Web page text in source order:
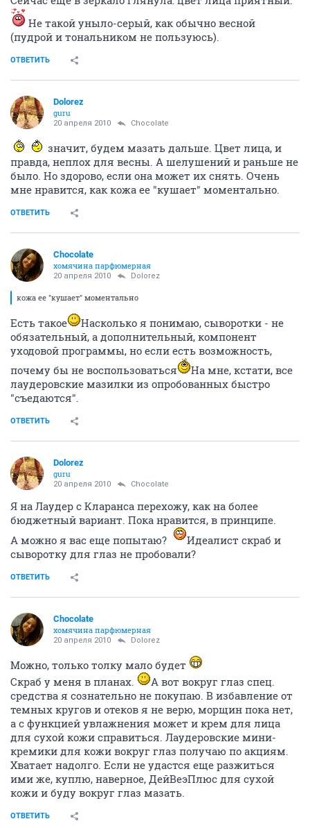
повторюсь, пардон
Как раз когда я купила
сыворотку, мы переехали на новую квартиру. Там
очень холодно, поэтому каждую ночь (+ иногда утром
сохнуть и шелушиться (тело тоже, но в меньшей
степени). А потом сии неприятности закончились.
Связываю это именно с воздействием сыворотки
(тушку тоже увлажняла, обычным кремом из
ближайшего супермаркета).
Не такой уныло-серый, как обычно весной
(пудрой и тональником не пользуюсь).
ОТВЕТИТЬ
guru
20 апреля 2010
значит, будем мазать дальше. Цвет лица, и
правда, неплох для весны. А шелушений и раньше не
было. Но здорово, если она может их снять. Очень
мне нравится, как кожа ее "кушает" моментально.
ОТВЕТИТЬ
Chocolate
хомячина парфюмерная
Есть такое
Насколько я понимаю, сыворотки - не
обязательный, а дополнительный, компонент
уходовой программы, но если есть возможность,
почему бы не воспользоваться
На мне, кстати, все
лаудеровские мазилки из опробованных быстро
"съедаются".
ОТВЕТИТЬ
Dolorez
20 апреля 2010
Я на Лаудер с Кларанса перехожу, как на более
бюджетный вариант. Пока нравится, в принципе.
А можно я вас еще попытаю?
сыворотку для глаз не пробовали?
ОТВЕТИТЬ
Chocolate
хомячина парфюмерная
20 апреля 2010 Dolorez
Можно, только толку мало будет
Скраб у меня в планах.